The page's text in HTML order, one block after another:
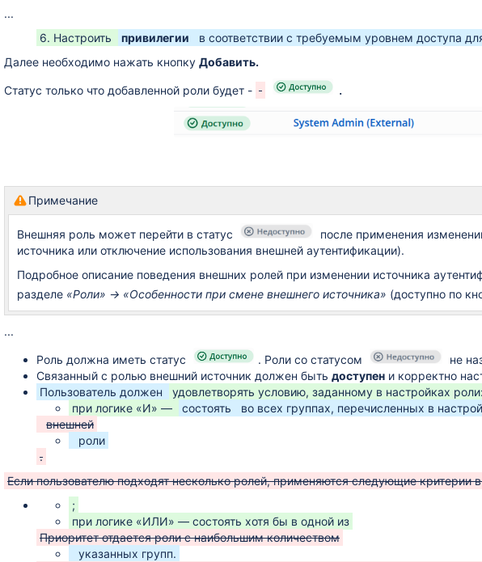
...
6. Настроить
привилегии
в соответствии с требуемым уровнем доступа
Далее необходимо нажать кнопку Добавить.
Статус только что добавленной роли будет - .
Примечание
Внешняя роль может перейти в статус
после применения
источника или отключение использования внешней аутентификации).
Подробное описание поведения внешних ролей при изменении источника
разделе «Роли» → «Особенности при смене внешнего источника» (доступно по
...
Роль должна иметь статус . Роли со статусом
не
Связанный с ролью внешний источник должен быть доступен и корректно
Пользователь должен
удовлетворять условию, заданному в настройках
при логике «И» —
состоять
во всех группах, перечисленных в
внешней
роли
.
Если пользователю подходят несколько ролей, применяются следующие критерии
;
при логике «ИЛИ» — состоять хотя бы в одной из
Приоритет отдается роли с наибольшим количеством
указанных групп.